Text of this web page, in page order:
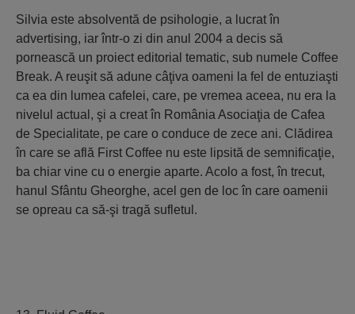
Silvia este absolventă de psihologie, a lucrat în
advertising, iar într-o zi din anul 2004 a decis să
pornească un proiect editorial tematic, sub numele Coffee
Break. A reuşit să adune câţiva oameni la fel de entuziaşti
ca ea din lumea cafelei, care, pe vremea aceea, nu era la
nivelul actual, şi a creat în România Asociaţia de Cafea
de Specialitate, pe care o conduce de zece ani. Clădirea
în care se află First Coffee nu este lipsită de semnificaţie,
ba chiar vine cu o energie aparte. Acolo a fost, în trecut,
hanul Sfântu Gheorghe, acel gen de loc în care oamenii
se opreau ca să-şi tragă sufletul.